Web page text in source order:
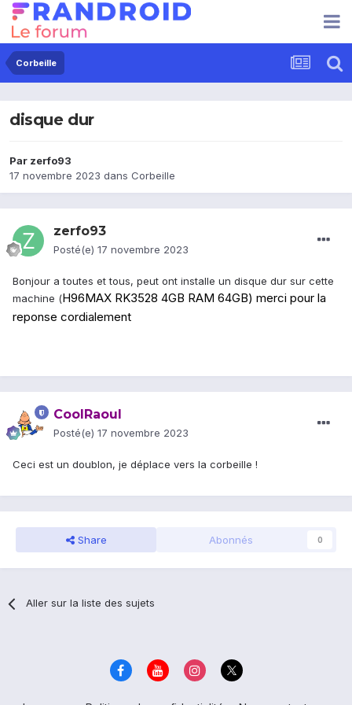
Corbeille
disque dur
Par zerfo93
17 novembre 2023 dans Corbeille
zerfo93
Posté(e) 17 novembre 2023
Bonjour a toutes et tous, peut ont installe un disque dur sur cette
machine (H96MAX RK3528 4GB RAM 64GB) merci pour la
reponse cordialement
CoolRaoul
Posté(e) 17 novembre 2023
Ceci est un doublon, je déplace vers la corbeille !
Share Abonnés 0
Aller sur la liste des sujets